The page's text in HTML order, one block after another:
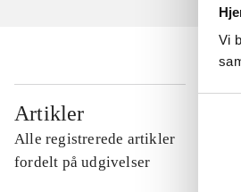
Vi
Artikler
Alle registrerede artikler
fordelt på udgivelser